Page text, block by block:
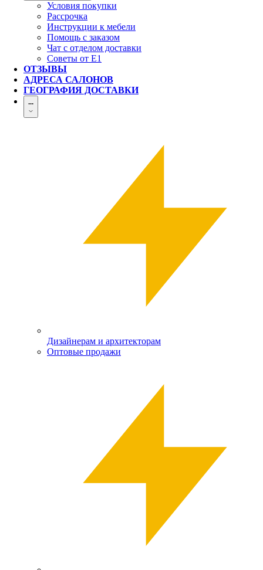
Условия покупки
Рассрочка
Инструкции к мебели
Помощь с заказом
Чат с отделом доставки
Советы от Е1
ОТЗЫВЫ
АДРЕСА САЛОНОВ
ГЕОГРАФИЯ ДОСТАВКИ
...
Дизайнерам и архитекторам
Оптовые продажи